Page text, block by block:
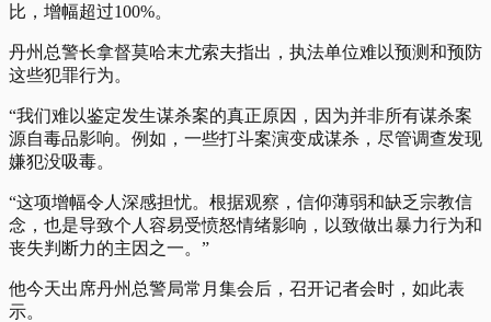
比，增幅超过100%。
丹州总警长拿督莫哈末尤索夫指出，执法单位难以预测和预防
这些犯罪行为。
“我们难以鉴定发生谋杀案的真正原因，因为并非所有谋杀案
源自毒品影响。例如，一些打斗案演变成谋杀，尽管调查发现
嫌犯没吸毒。
“这项增幅令人深感担忧。根据观察，信仰薄弱和缺乏宗教信
念，也是导致个人容易受愤怒情绪影响，以致做出暴力行为和
丧失判断力的主因之一。”
他今天出席丹州总警局常月集会后，召开记者会时，如此表
示。